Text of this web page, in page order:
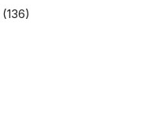
(136)